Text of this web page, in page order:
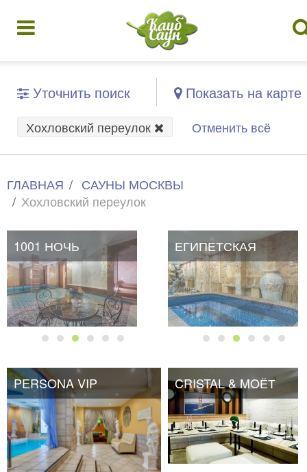
Уточнить поиск Показать на карте
Хохловский переулок Отменить всё
ГЛАВНАЯ
САУНЫ МОСКВЫ
Хохловский переулок
1001 НОЧЬ ЕГИПЕТСКАЯ
PERSONA VIP CRISTAL & MOЁТ